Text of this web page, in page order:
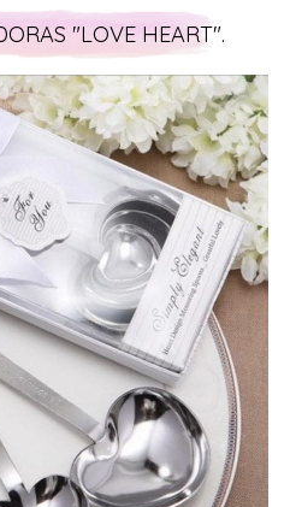
"LOVE HEART".